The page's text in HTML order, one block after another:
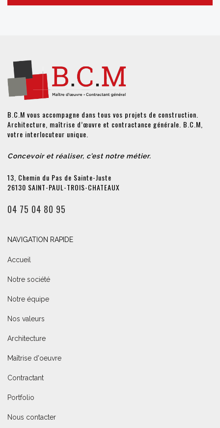
B.C.M vous accompagne dans tous vos projets de construction.
Architecture, maîtrise d’œuvre et contractance générale. B.C.M,
votre interlocuteur unique.
Concevoir et réaliser, c’est notre métier.
13, Chemin du Pas de Sainte-Juste
26130 SAINT-PAUL-TROIS-CHATEAUX
04 75 04 80 95
NAVIGATION RAPIDE
Accueil
Notre société
Notre équipe
Nos valeurs
Architecture
Maîtrise d'oeuvre
Contractant
Portfolio
Nous contacter